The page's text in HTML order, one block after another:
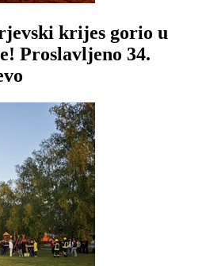
krijes gorio u
Proslavljeno 34.